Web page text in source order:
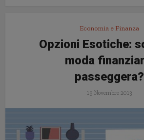
Economia e Finanza
Opzioni Esotiche:
moda
passeggera?
19 Novembre 2013